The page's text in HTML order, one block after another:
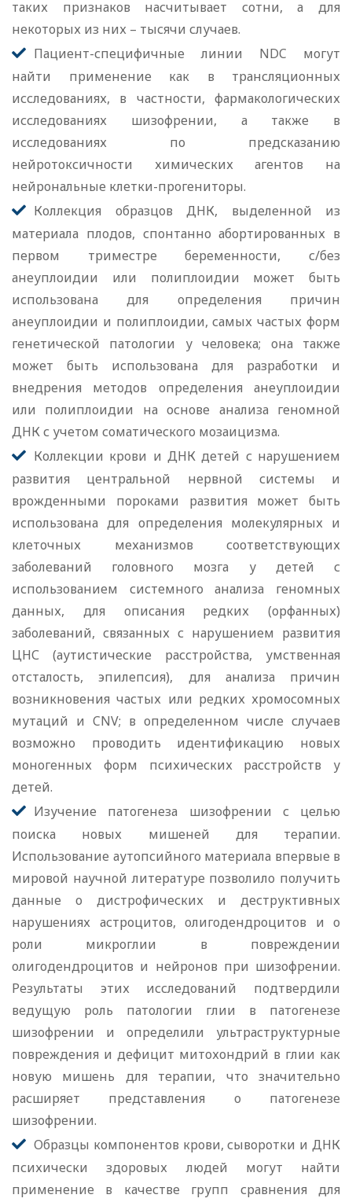
таких признаков насчитывает сотни, а для
некоторых из них – тысячи случаев.
Пациент-специфичные линии NDC могут
найти применение как в трансляционных
исследованиях, в частности, фармакологических
исследованиях шизофрении, а также в
исследованиях по предсказанию
нейротоксичности химических агентов на
нейрональные клетки-прогениторы.
Коллекция образцов ДНК, выделенной из
материала плодов, спонтанно абортированных в
первом триместре беременности, с/без
анеуплоидии или полиплоидии может быть
использована для определения причин
анеуплоидии и полиплоидии, самых частых форм
генетической патологии у человека; она также
может быть использована для разработки и
внедрения методов определения анеуплоидии
или полиплоидии на основе анализа геномной
ДНК с учетом соматического мозаицизма.
Коллекции крови и ДНК детей с нарушением
развития центральной нервной системы и
врожденными пороками развития может быть
использована для определения молекулярных и
клеточных механизмов соответствующих
заболеваний головного мозга у детей с
использованием системного анализа геномных
данных, для описания редких (орфанных)
заболеваний, связанных с нарушением развития
ЦНС (аутистические расстройства, умственная
отсталость, эпилепсия), для анализа причин
возникновения частых или редких хромосомных
мутаций и CNV; в определенном числе случаев
возможно проводить идентификацию новых
моногенных форм психических расстройств у
детей.
Изучение патогенеза шизофрении с целью
поиска новых мишеней для терапии.
Использование аутопсийного материала впервые в
мировой научной литературе позволило получить
данные о дистрофических и деструктивных
нарушениях астроцитов, олигодендроцитов и о
роли микроглии в повреждении
олигодендроцитов и нейронов при шизофрении.
Результаты этих исследований подтвердили
ведущую роль патологии глии в патогенезе
шизофрении и определили ультраструктурные
повреждения и дефицит митохондрий в глии как
новую мишень для терапии, что значительно
расширяет представления о патогенезе
шизофрении.
Образцы компонентов крови, сыворотки и ДНК
психически здоровых людей могут найти
применение в качестве групп сравнения для